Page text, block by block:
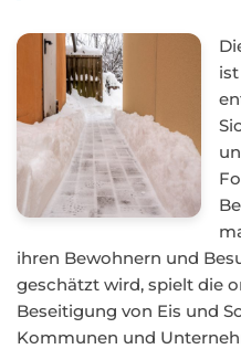
ihren Bewohnern und
geschätzt wird, spielt die
Beseitigung von Eis und
Kommunen und